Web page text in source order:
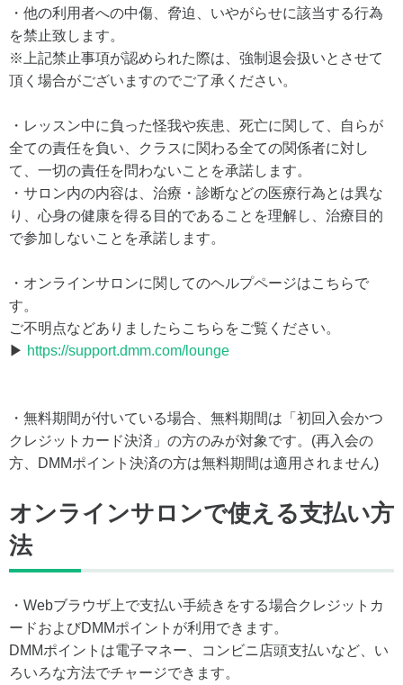
・他の利用者への中傷、脅迫、いやがらせに該当する行為
を禁止致します。
※上記禁止事項が認められた際は、強制退会扱いとさせて
頂く場合がございますのでご了承ください。
・レッスン中に負った怪我や疾患、死亡に関して、自らが
全ての責任を負い、クラスに関わる全ての関係者に対し
て、一切の責任を問わないことを承諾します。
・サロン内の内容は、治療・診断などの医療行為とは異な
り、心身の健康を得る目的であることを理解し、治療目的
で参加しないことを承諾します。
・オンラインサロンに関してのヘルプページはこちらで
す。
ご不明点などありましたらこちらをご覧ください。
▶ https://support.dmm.com/lounge
・無料期間が付いている場合、無料期間は「初回入会かつ
クレジットカード決済」の方のみが対象です。(再入会の
方、DMMポイント決済の方は無料期間は適用されません)
オンラインサロンで使える支払い方
法
・Webブラウザ上で支払い手続きをする場合クレジットカ
ードおよびDMMポイントが利用できます。
DMMポイントは電子マネー、コンビニ店頭支払いなど、い
ろいろな方法でチャージできます。